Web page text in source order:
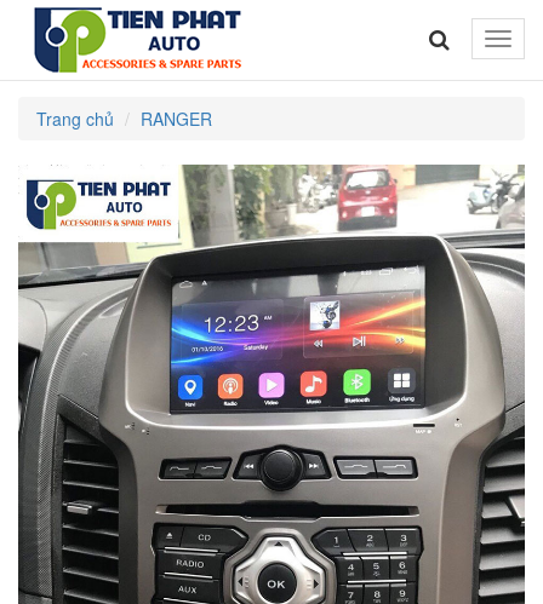
Toggle
Trang chủ RANGER